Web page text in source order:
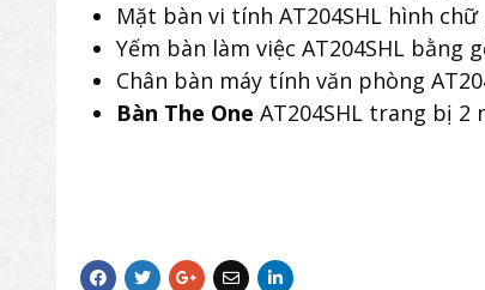
Mặt bàn vi tính AT204SHL hình
Yếm bàn làm việc AT204SHL
Chân bàn máy tính văn phòng
Bàn The One AT204SHL trang bị 2